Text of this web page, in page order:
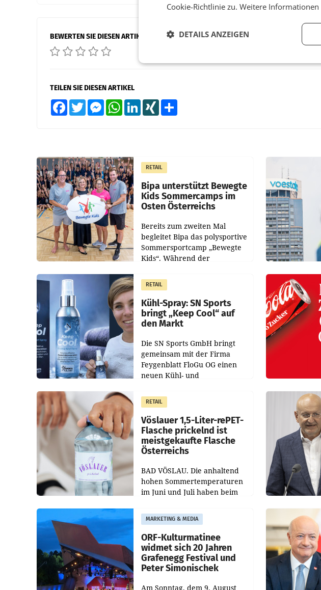
BEWERTEN SIE DIESEN ARTIKEL
TEILEN SIE DIESEN ARTIKEL
FacebookTwitter MessengerWhatsAppLinkedInXING
RETAIL
Bipa unterstützt Bewegte
Kids Sommercamps im
Osten Österreichs
Bereits zum zweiten Mal
begleitet Bipa das polysportive
Sommersportcamp „Bewegte
Kids“. Während der
Juli und August versorgt das
Unternehmen Kinder sowie
RETAIL
Kühl-Spray: SN Sports
bringt „Keep Cool“ auf
den Markt
Die SN Sports GmbH bringt
gemeinsam mit der Firma
Feygenblatt FloGu OG einen
neuen Kühl- und
Markt. Das Produkt namens
„Keep Cool“ ist zu 100 Prozent
RETAIL
Vöslauer 1,5-Liter-rePET-
Flasche prickelnd ist
meistgekaufte Flasche
Österreichs
BAD VÖSLAU. Die anhaltend
hohen Sommertemperaturen
im Juni und Juli haben beim
Getränkehersteller Vöslauer zu
deutlichen Absatzzuwächsen
geführt. Während
MARKETING & MEDIA
ORF-Kulturmatinee
widmet sich 20 Jahren
Grafenegg Festival und
Peter Simonischek
Am Sonntag, dem 9. August
Cookie-Richtlinie zu. Weitere Informationen
DETAILS ANZEIGEN